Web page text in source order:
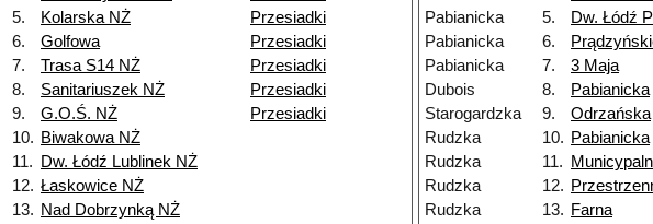
5. Kolarska NŻ
Przesiadki
6. Golfowa
Przesiadki
7. Trasa S14 NŻ
Przesiadki
8. Sanitariuszek NŻ
Przesiadki
9. G.O.Ś. NŻ
Przesiadki
10. Biwakowa NŻ
11.
Dw. Łódź Lublinek NŻ
12. Łaskowice NŻ
13. Nad Dobrzynką NŻ
Pabianicka
5. Dw. Łódź
Pabianicka
6.
Pabianicka
7. 3 Maja
Dubois
8. Pabianicka
Starogardzka
9.
Odrzańska
Rudzka
10. Pabianicka
Rudzka
11.
Rudzka
12.
Rudzka
13. Farna